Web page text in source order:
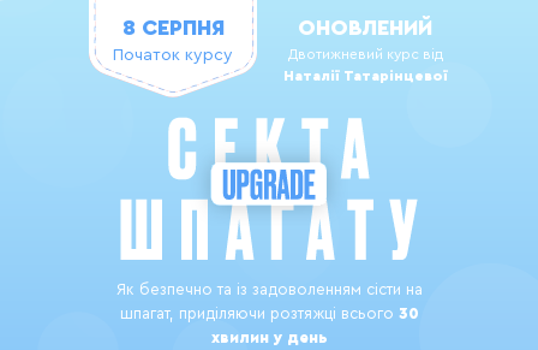
8 СЕРПНЯ ОНОВЛЕНИЙ
Як безпечно та із задоволенням сісти на
шпагат, приділяючи розтяжці всього 30
хвилин у день
Двотижневий курс від
Наталії Татарінцевої
Початок курсу